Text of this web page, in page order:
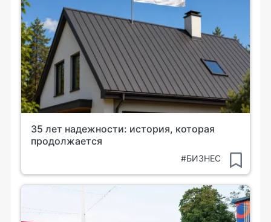
35 лет надежности: история, которая
продолжается
#БИЗНЕС